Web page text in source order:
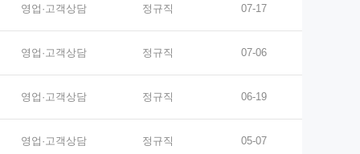
영업·고객상담 정규직 07-17
영업·고객상담 정규직 07-06
영업·고객상담 정규직 06-19
영업·고객상담 정규직 05-07